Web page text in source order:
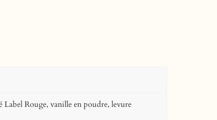
Label Rouge, vanille en poudre, levure